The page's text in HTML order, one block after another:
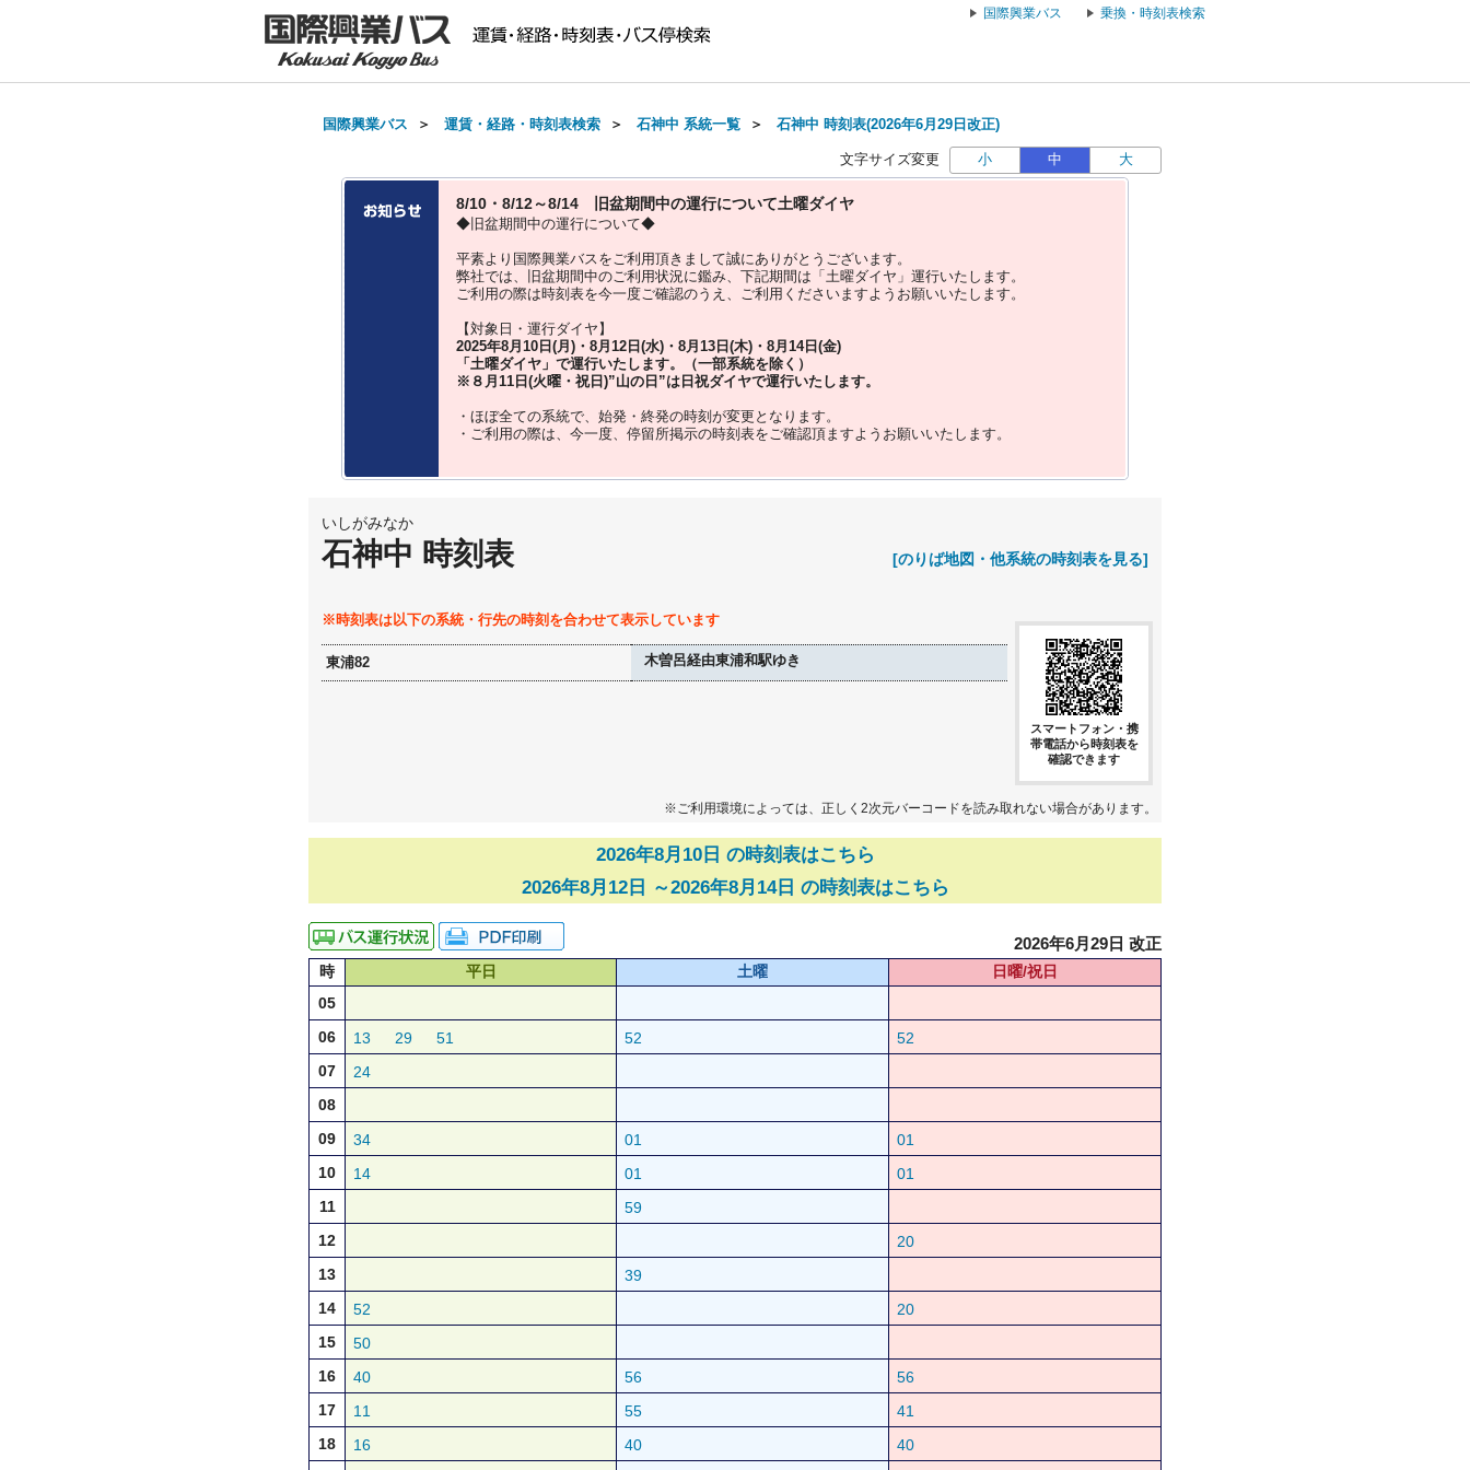
国際興業バス 乗換・時刻表検索
国際興業バス ＞ 運賃・経路・時刻表検索 ＞ 石神中 系統一覧 ＞ 石神中 時刻表(2026年6月29日改正)
文字サイズ変更 小 中 大
8/10・8/12～8/14 旧盆期間中の運行について土曜ダイヤ
◆旧盆期間中の運行について◆
平素より国際興業バスをご利用頂きまして誠にありがとうございます。
弊社では、旧盆期間中のご利用状況に鑑み、下記期間は「土曜ダイヤ」運行いたします。
ご利用の際は時刻表を今一度ご確認のうえ、ご利用くださいますようお願いいたします。
【対象日・運行ダイヤ】
2025年8月10日(月)・8月12日(水)・8月13日(木)・8月14日(金)
「土曜ダイヤ」 で運行いたします。（一部系統を除く）
※８月11日(火曜・祝日)”山の日 ”は 日祝ダイヤで運行いたします。
・ほぼ全ての系統で、始発・終発の時刻が変更となります。
・ご利用の際は、今一度、 停留所掲示の時刻表をご確認頂ますようお願いいたします。
いしがみなか
石神中 時刻表 [のりば地図・他系統の時刻表を見る]
※時刻表は以下の系統・行先の時刻を合わせて表示しています
東浦82 木曽呂経由東浦和駅ゆき
スマートフォン・携
帯電話から時刻表を
確認できます
※ご利用環境によっては、正しく2次元バーコードを読み取れない場合があります。
2026年8月10日 の時刻表はこちら
2026年8月12日 ～2026年8月14日 の時刻表はこちら
2026年6月29日 改正
時 平日 土曜
日曜/祝日
05
06
13 29 51 52
52
07
24
08
09
34 01
01
10
14 01
01
11
59
12
20
13
39
14
52
20
15
50
16
40 56
56
17
11 55
41
18
16 40
40